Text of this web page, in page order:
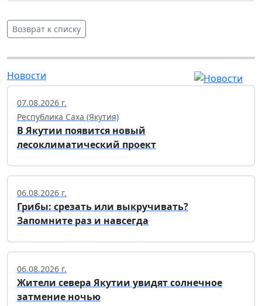
Возврат к списку
Новости
07.08.2026 г.
Республика Саха (Якутия)
В Якутии появится новый
лесоклиматический проект
06.08.2026 г.
Грибы: срезать или выкручивать?
Запомните раз и навсегда
06.08.2026 г.
Жители севера Якутии увидят солнечное
затмение ночью